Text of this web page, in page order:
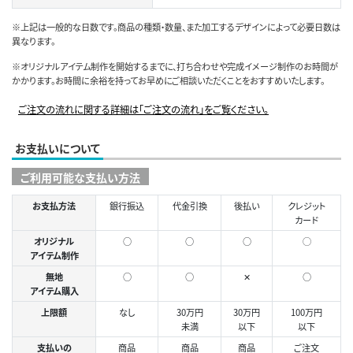
※上記は一般的な日数です。商品の種類・数量、また加工するデザインによって必要日数は
異なります。
※オリジナルアイテム制作を開始するまでに、打ち合わせや完成イメージ制作のお時間が
かかります。お時間に余裕を持ってお早めにご相談いただくことをおすすめいたします。
ご注文の流れに関する詳細は「ご注文の流れ」をご覧ください。
お支払いについて
ご利用可能な支払い方法
お支払方法 銀行振込 代金引換 後払い
クレジット
カード
オリジナル
アイテム制作
○ ○ ○ ◯
無地
アイテム購入
○ ○ ✕ ○
上限額 なし
30万円
未満
30万円
以下
100万円
以下
支払いの
商品 商品 商品 ご注文